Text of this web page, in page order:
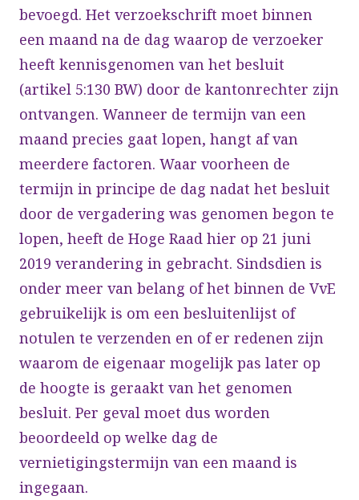
bevoegd. Het verzoekschrift moet binnen
een maand na de dag waarop de verzoeker
heeft kennisgenomen van het besluit
(artikel 5:130 BW) door de kantonrechter zijn
ontvangen. Wanneer de termijn van een
maand precies gaat lopen, hangt af van
meerdere factoren. Waar voorheen de
termijn in principe de dag nadat het besluit
door de vergadering was genomen begon te
lopen, heeft de Hoge Raad hier op 21 juni
2019 verandering in gebracht. Sindsdien is
onder meer van belang of het binnen de VvE
gebruikelijk is om een besluitenlijst of
notulen te verzenden en of er redenen zijn
waarom de eigenaar mogelijk pas later op
de hoogte is geraakt van het genomen
besluit. Per geval moet dus worden
beoordeeld op welke dag de
vernietigingstermijn van een maand is
ingegaan.